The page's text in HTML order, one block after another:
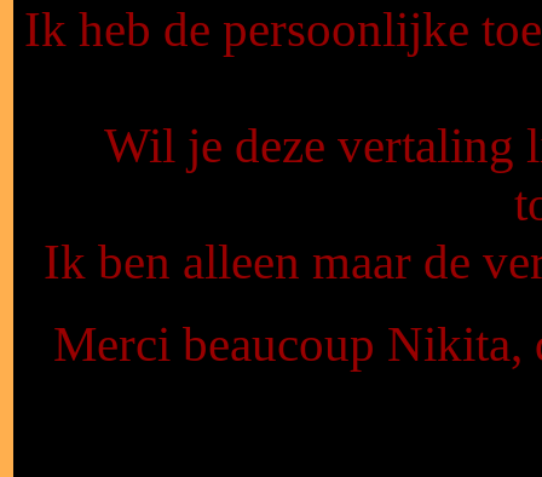
Ik heb de persoonlijke
Wil je deze vertaling
Ik ben alleen maar de
Merci beaucoup Nikita,